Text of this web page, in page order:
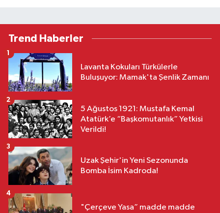
Trend Haberler
Lavanta Kokuları Türkülerle
Buluşuyor: Mamak'ta Şenlik Zamanı
1
5 Ağustos 1921: Mustafa Kemal
Atatürk’e “Başkomutanlık” Yetkisi
Verildi!
2
Uzak Şehir'in Yeni Sezonunda
Bomba İsim Kadroda!
3
"Çerçeve Yasa” madde madde
4